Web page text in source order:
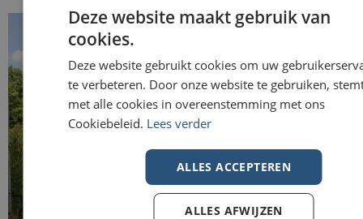
Deze website maakt gebruik van
cookies.
Deze website gebruikt cookies om uw
te verbeteren. Door onze website te gebruiken,
met alle cookies in overeenstemming met ons
Cookiebeleid. Lees verder
ALLES ACCEPTEREN
ALLES AFWIJZEN